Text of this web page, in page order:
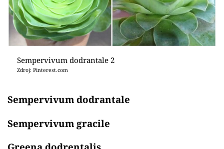
Sempervivum dodrantale 2
Zdroj: Pinterest.com
Sempervivum dodrantale
Sempervivum gracile